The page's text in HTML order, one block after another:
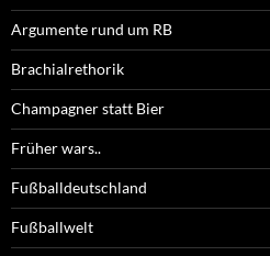
Argumente rund um RB
Brachialrethorik
Champagner statt Bier
Früher wars..
Fußballdeutschland
Fußballwelt